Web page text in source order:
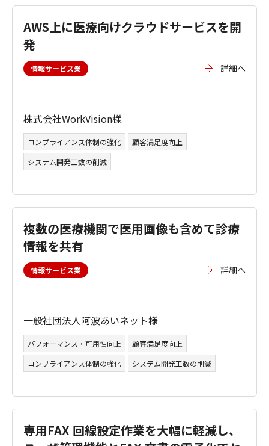
AWS上に医療向けクラウドサービスを開
発
情報サービス業 詳細へ
株式会社WorkVision様
コンプライアンス体制の強化
顧客満足度向上
システム開発工数の削減
複数の医療機関で医用画像も含めて診療
情報を共有
情報サービス業 詳細へ
一般社団法人阿波あいネット様
パフォーマンス・可用性向上
顧客満足度向上
コンプライアンス体制の強化
システム開発工数の削減
専用FAX 回線設定作業を大幅に軽減し、